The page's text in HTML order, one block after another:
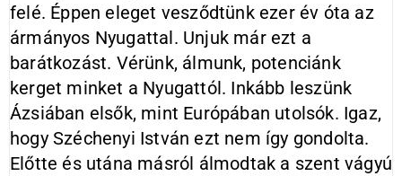
felé. Éppen eleget vesződtünk ezer év óta az
ármányos Nyugattal. Unjuk már ezt a
barátkozást. Vérünk, álmunk, potenciánk
kerget minket a Nyugattól. Inkább leszünk
Ázsiában elsők, mint Európában utolsók. Igaz,
hogy Széchenyi István ezt nem így gondolta.
Előtte és utána másról álmodtak a szent vágyú